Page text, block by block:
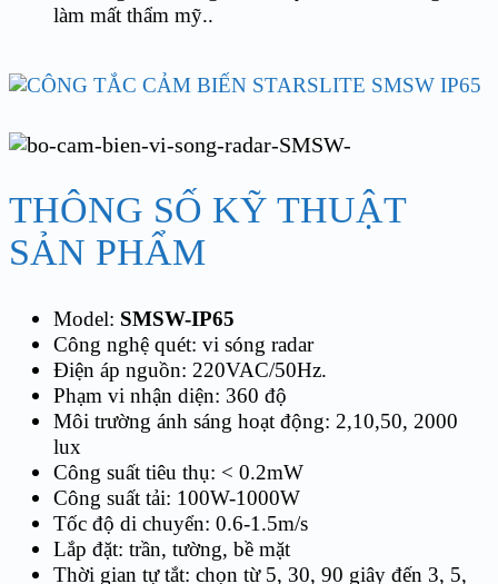
làm mất thẩm mỹ..
THÔNG SỐ KỸ THUẬT
SẢN PHẨM
Model: SMSW-IP65
Công nghệ quét: vi sóng radar
Điện áp nguồn: 220VAC/50Hz.
Phạm vi nhận diện: 360 độ
Môi trường ánh sáng hoạt động: 2,10,50, 2000
lux
Công suất tiêu thụ: < 0.2mW
Công suất tải: 100W-1000W
Tốc độ di chuyển: 0.6-1.5m/s
Lắp đặt: trần, tường, bề mặt
Thời gian tự tắt: chọn từ 5, 30, 90 giây đến 3, 5,